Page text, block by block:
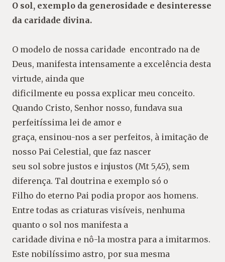
O sol, exemplo da generosidade e desinteresse
da caridade divina.
O modelo de nossa caridade encontrado na de
Deus, manifesta intensamente a excelência desta
virtude, ainda que
dificilmente eu possa explicar meu conceito.
Quando Cristo, Senhor nosso, fundava sua
perfeitíssima lei de amor e
graça, ensinou-nos a ser perfeitos, à imitação de
nosso Pai Celestial, que faz nascer
seu sol sobre justos e injustos (Mt 5,45), sem
diferença. Tal doutrina e exemplo só o
Filho do eterno Pai podia propor aos homens.
Entre todas as criaturas visíveis, nenhuma
quanto o sol nos manifesta a
caridade divina e nô-la mostra para a imitarmos.
Este nobilíssimo astro, por sua mesma